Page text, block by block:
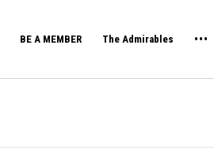
BE A MEMBER The Admirables